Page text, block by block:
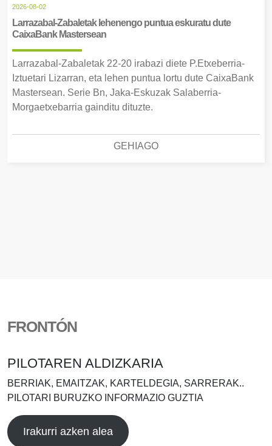
2026-08-02
Larrazabal-Zabaletak lehenengo puntua eskuratu dute
CaixaBank Mastersean
Larrazabal-Zabaletak 22-20 irabazi diete P.Etxeberria-
Iztuetari Lizarran, eta lehen puntua lortu dute CaixaBank
Mastersean. Serie Bn, Jaka-Eskuzak Salaberria-
Morgaetxebarria gainditu dituzte.
GEHIAGO
FRONTÓN
PILOTAREN ALDIZKARIA
BERRIAK, EMAITZAK, KARTELDEGIA, SARRERAK..
PILOTARI BURUZKO INFORMAZIO GUZTIA
Irakurri azken alea